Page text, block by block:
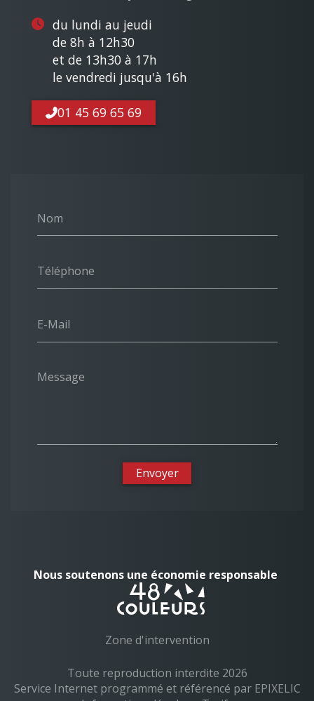
Nom
Téléphone
E-Mail
Message
Envoyer
du lundi au jeudi
de 8h à 12h30
et de 13h30 à 17h
le vendredi jusqu'à 16h
01 45 69 65 69
Nous soutenons une économie responsable
Zone d'intervention
Toute reproduction interdite 2026
—
Service Internet programmé et référencé par EPIXELIC